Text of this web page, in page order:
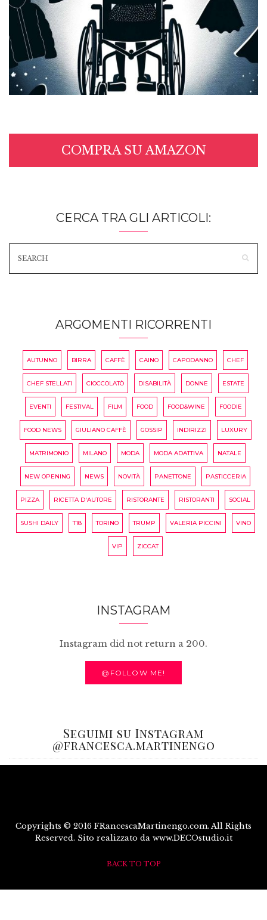
COMPRA SU AMAZON
CERCA TRA GLI ARTICOLI:
ARGOMENTI RICORRENTI
AUTUNNO BIRRA CAFFÈ CAINO CAPODANNO CHEF
CHEF STELLATI CIOCCOLATÒ DISABILITÀ DONNE ESTATE
EVENTI FESTIVAL FILM FOOD FOOD&WINE FOODIE
FOOD NEWS GIULIANO CAFFÈ GOSSIP INDIRIZZI LUXURY
MATRIMONIO MILANO MODA MODA ADATTIVA NATALE
NEW OPENING NEWS NOVITÀ PANETTONE PASTICCERIA
PIZZA RICETTA D'AUTORE RISTORANTE RISTORANTI SOCIAL
SUSHI DAILY T18 TORINO TRUMP VALERIA PICCINI VINO
VIP ZICCAT
INSTAGRAM
Instagram did not return a 200.
@FOLLOW ME!
Seguimi su Instagram
@francesca.martinengo
Copyrights © 2016 FRancescaMartinengo.com. All Rights
Reserved. Sito realizzato da www.DECOstudio.it
BACK TO TOP